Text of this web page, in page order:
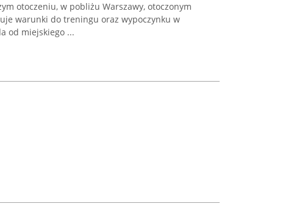
otoczeniu, w pobliżu Warszawy, otoczonym
warunki do treningu oraz wypoczynku w
od miejskiego ...